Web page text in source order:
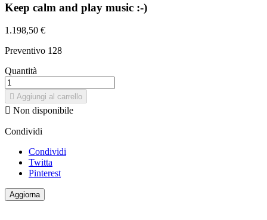
Keep calm and play music :-)
1.198,50 €
Preventivo 128
Quantità
 Aggiungi al carrello
 Non disponibile
Condividi
Condividi
Twitta
Pinterest